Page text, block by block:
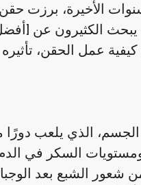
الأخيرة، برزت
يبحث الكثيرون عن
السكر في
شعور الشبع بعد